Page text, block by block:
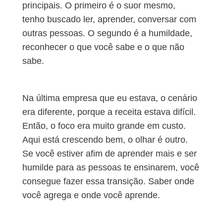
principais. O primeiro é o suor mesmo,
tenho buscado ler, aprender, conversar com
outras pessoas. O segundo é a humildade,
reconhecer o que você sabe e o que não
sabe.
Na última empresa que eu estava, o cenário
era diferente, porque a receita estava difícil.
Então, o foco era muito grande em custo.
Aqui está crescendo bem, o olhar é outro.
Se você estiver afim de aprender mais e ser
humilde para as pessoas te ensinarem, você
consegue fazer essa transição. Saber onde
você agrega e onde você aprende.